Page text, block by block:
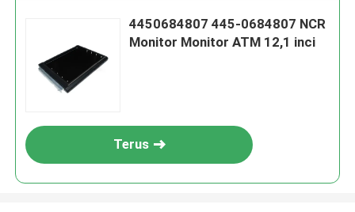
4450684807 445-0684807 NCR
Monitor Monitor ATM 12,1 inci
Terus